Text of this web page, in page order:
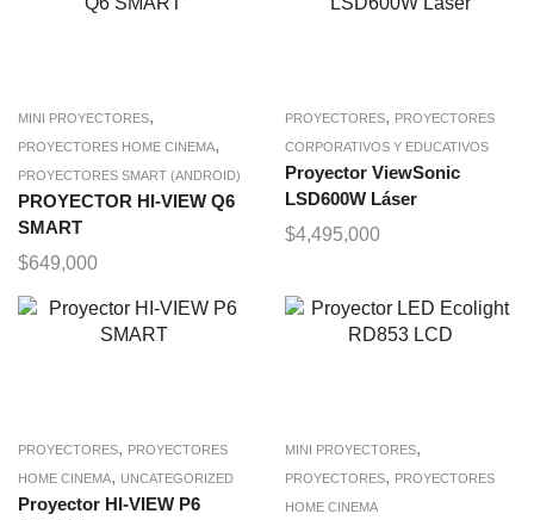
MINI PROYECTORES,
PROYECTORES HOME CINEMA,
PROYECTORES SMART (ANDROID)
PROYECTOR HI-VIEW Q6
SMART
$649,000
PROYECTORES, PROYECTORES
CORPORATIVOS Y EDUCATIVOS
Proyector ViewSonic
LSD600W Láser
$4,495,000
PROYECTORES, PROYECTORES
HOME CINEMA, UNCATEGORIZED
Proyector HI-VIEW P6
MINI PROYECTORES,
PROYECTORES, PROYECTORES
HOME CINEMA